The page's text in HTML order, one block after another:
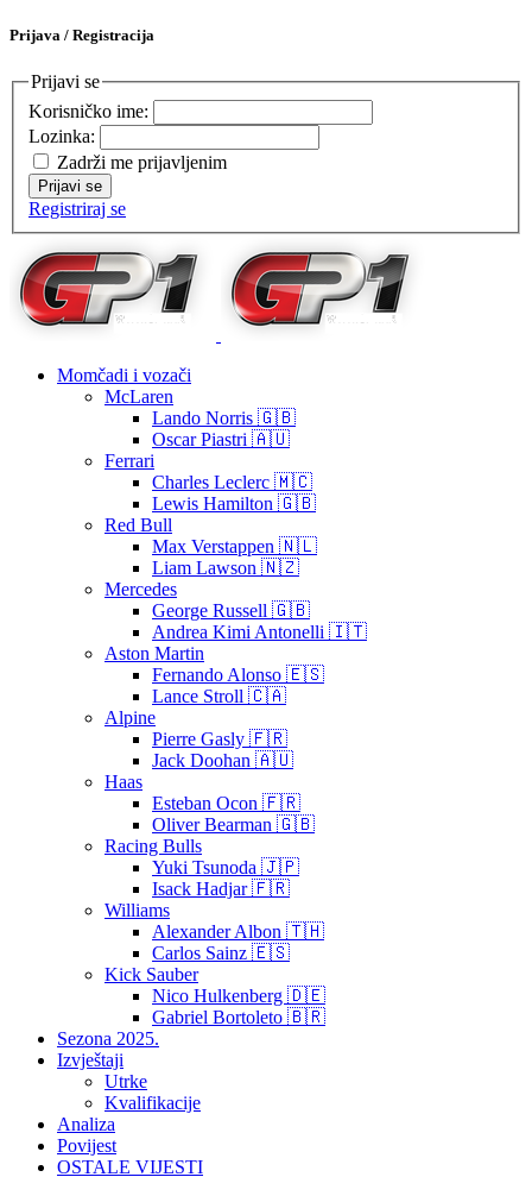
Prijava / Registracija
Prijavi se
Korisničko ime:
Lozinka:
Zadrži me prijavljenim
Prijavi se
Registriraj se
Momčadi i vozači
McLaren
Lando Norris 🇬🇧
Oscar Piastri 🇦🇺
Ferrari
Charles Leclerc 🇲🇨
Lewis Hamilton 🇬🇧
Red Bull
Max Verstappen 🇳🇱
Liam Lawson 🇳🇿
Mercedes
George Russell 🇬🇧
Andrea Kimi Antonelli 🇮🇹
Aston Martin
Fernando Alonso 🇪🇸
Lance Stroll 🇨🇦
Alpine
Pierre Gasly 🇫🇷
Jack Doohan 🇦🇺
Haas
Esteban Ocon 🇫🇷
Oliver Bearman 🇬🇧
Racing Bulls
Yuki Tsunoda 🇯🇵
Isack Hadjar 🇫🇷
Williams
Alexander Albon 🇹🇭
Carlos Sainz 🇪🇸
Kick Sauber
Nico Hulkenberg 🇩🇪
Gabriel Bortoleto 🇧🇷
Sezona 2025.
Izvještaji
Utrke
Kvalifikacije
Analiza
Povijest
OSTALE VIJESTI